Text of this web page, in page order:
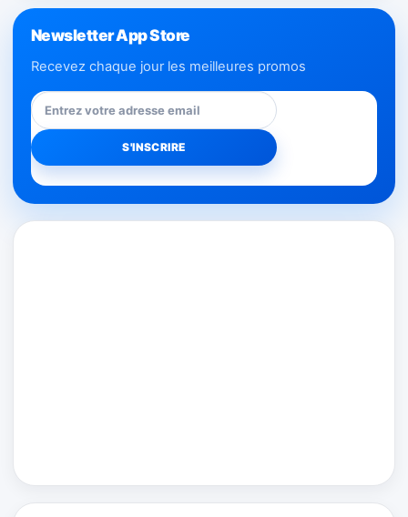
Newsletter App Store
Recevez chaque jour les meilleures promos